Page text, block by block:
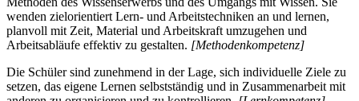
wenden zielorientiert Lern- und Arbeitstechniken an und lernen,
planvoll mit Zeit, Material und Arbeitskraft umzugehen und
Arbeitsabläufe effektiv zu gestalten. [Methodenkompetenz]
Die Schüler sind zunehmend in der Lage, sich individuelle Ziele zu
setzen, das eigene Lernen selbstständig und in Zusammenarbeit mit